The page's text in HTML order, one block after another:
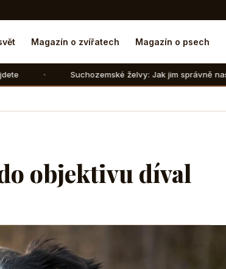
Magazín o zvířatech Magazín o psech
želvy: Jak jim správně nasimulovat zimní
objektivu díval